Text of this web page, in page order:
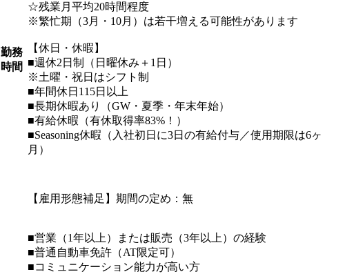
勤務
時間
☆残業月平均20時間程度
※繁忙期（3月・10月）は若干増える可能性があります
【休日・休暇】
■週休2日制（日曜休み＋1日）
※土曜・祝日はシフト制
■年間休日115日以上
■長期休暇あり（GW・夏季・年末年始）
■有給休暇（有休取得率83%！）
■Seasoning休暇（入社初日に3日の有給付与／使用期限は6ヶ
月）
【雇用形態補足】期間の定め：無
■営業（1年以上）または販売（3年以上）の経験
■普通自動車免許（AT限定可）
■コミュニケーション能力が高い方